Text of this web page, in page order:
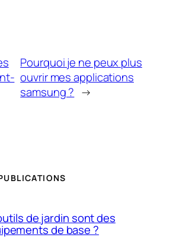
Pourquoi je ne peux plus
ouvrir mes applications
samsung ? →
de jardin sont des
de base ?